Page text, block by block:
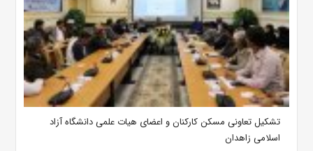
تشکیل تعاونی مسکن کارکنان و اعضای هیات علمی دانشگاه آزاد
اسلامی زاهدان